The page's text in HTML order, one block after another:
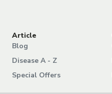
Article
Blog
Disease A - Z
Special Offers